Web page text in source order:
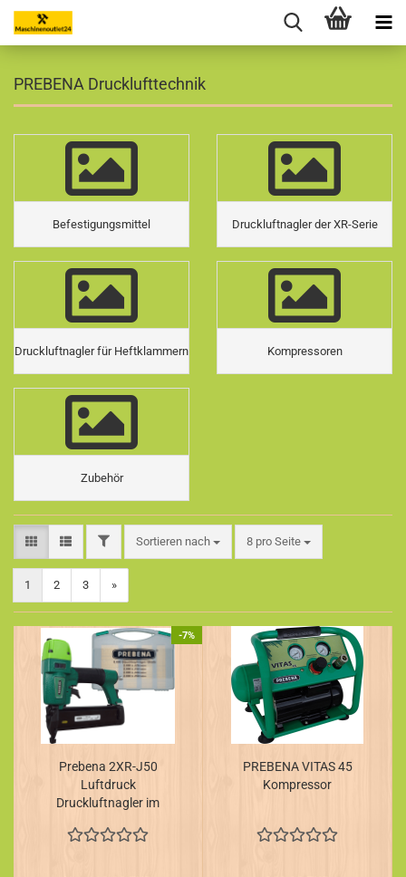
PREBENA Drucklufttechnik
Befestigungsmittel Druckluftnagler der XR-Serie
Druckluftnagler für Heftklammern Kompressoren
Zubehör
FILTERSortieren nach
Sortieren nach 8 pro Seite
pro Seite
1 2 3 »
-7%
Prebena 2XR-J50
Luftdruck
Druckluftnagler im
BOX 8.000
PREBENA VITAS 45
Kompressor